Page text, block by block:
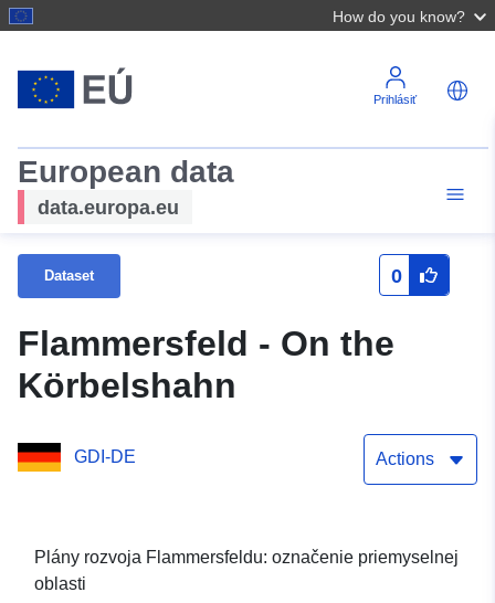
How do you know?
Prihlásiť
European data
data.europa.eu
Dataset 0
Flammersfeld - On the
Körbelshahn
GDI-DE Actions
Plány rozvoja Flammersfeldu: označenie priemyselnej
oblasti